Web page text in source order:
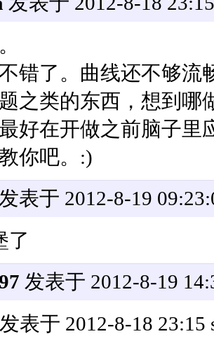
错了。曲线还不够流
之类的东西，想到哪
好在开做之前脑子里
你吧。:)
表于 2012-8-19
了
发表于 2012-8-19
表于 2012-8-18